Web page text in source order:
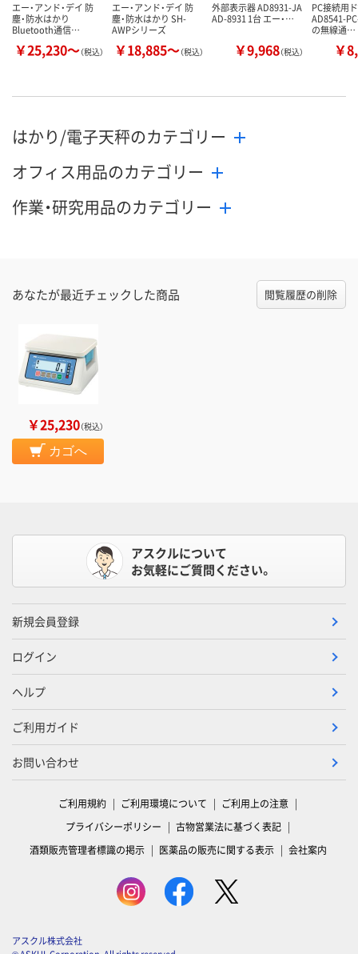
エー・アンド・デイ 防
塵・防水はかり
Bluetooth通信…
￥25,230～（税込）
エー・アンド・デイ 防
塵・防水はかり SH-
AWPシリーズ
￥18,885～（税込）
外部表示器 AD8931-JA
AD-8931 1台 エー・…
￥9,968（税込）
PC接続用
AD8541-
の無線通…
￥
はかり/電子天秤のカテゴリー
オフィス用品のカテゴリー
作業・研究用品のカテゴリー
あなたが最近チェックした商品 閲覧履歴の削除
￥25,230（税込）
カゴへ
アスクルについて
お気軽にご質問ください。
新規会員登録
ログイン
ヘルプ
ご利用ガイド
お問い合わせ
ご利用規約 ご利用環境について
ご利用上の注意
プライバシーポリシー
古物営業法に基づく表記
酒類販売管理者標識の掲示
医薬品の販売に関する表示 会社案内
アスクル株式会社